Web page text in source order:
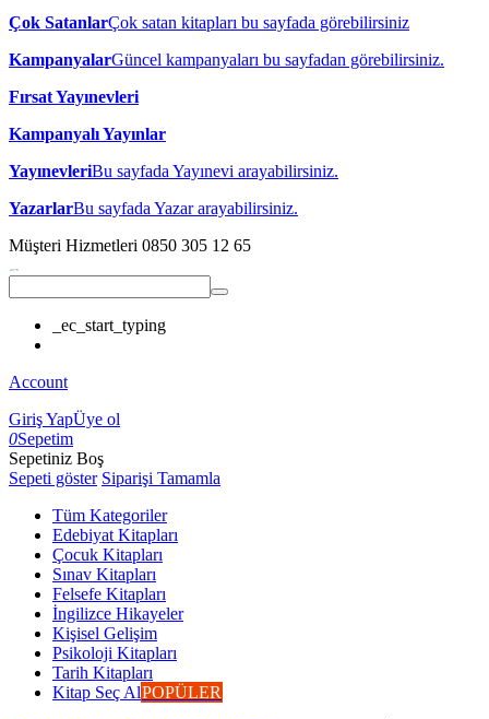
Çok SatanlarÇok satan kitapları bu sayfada görebilirsiniz
KampanyalarGüncel kampanyaları bu sayfadan görebilirsiniz.
Fırsat Yayınevleri
Kampanyalı Yayınlar
YayınevleriBu sayfada Yayınevi arayabilirsiniz.
YazarlarBu sayfada Yazar arayabilirsiniz.
Müşteri Hizmetleri 0850 305 12 65
_ec_start_typing
Account
Giriş YapÜye ol
0Sepetim
Sepetiniz Boş
Sepeti göster Siparişi Tamamla
Tüm Kategoriler
Edebiyat Kitapları
Çocuk Kitapları
Sınav Kitapları
Felsefe Kitapları
İngilizce Hikayeler
Kişisel Gelişim
Psikoloji Kitapları
Tarih Kitapları
Kitap Seç AlPOPÜLER